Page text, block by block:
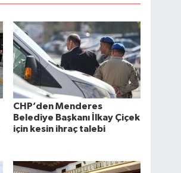
CHP’den Menderes
Belediye Başkanı İlkay Çiçek
için kesin ihraç talebi